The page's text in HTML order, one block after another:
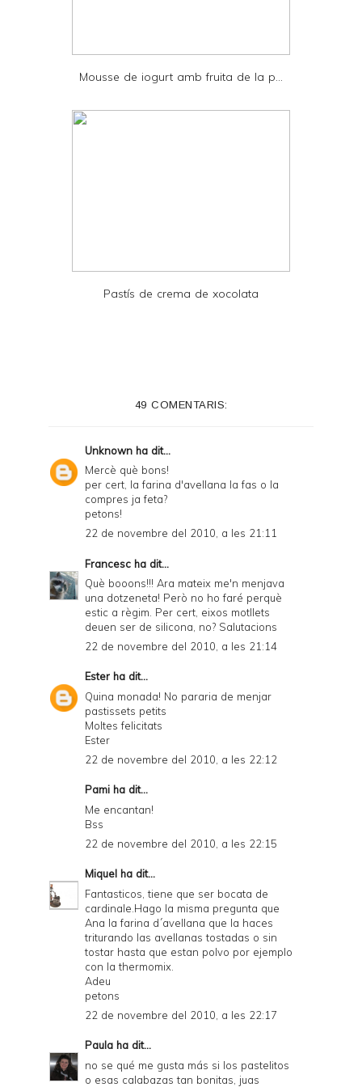
Mousse de iogurt amb fruita de la p...
Pastís de crema de xocolata
49 COMENTARIS:
Unknown ha dit...
Mercè què bons!
per cert, la farina d'avellana la fas o la
compres ja feta?
petons!
22 de novembre del 2010, a les 21:11
Francesc ha dit...
Què booons!!! Ara mateix me'n menjava
una dotzeneta! Però no ho faré perquè
estic a règim. Per cert, eixos motllets
deuen ser de silicona, no? Salutacions
22 de novembre del 2010, a les 21:14
Ester ha dit...
Quina monada! No pararia de menjar
pastissets petits
Moltes felicitats
Ester
22 de novembre del 2010, a les 22:12
Pami ha dit...
Me encantan!
Bss
22 de novembre del 2010, a les 22:15
Miquel ha dit...
Fantasticos, tiene que ser bocata de
cardinale.Hago la misma pregunta que
Ana la farina d´avellana que la haces
triturando las avellanas tostadas o sin
tostar hasta que estan polvo por ejemplo
con la thermomix.
Adeu
petons
22 de novembre del 2010, a les 22:17
Paula ha dit...
no se qué me gusta más si los pastelitos
o esas calabazas tan bonitas, juas